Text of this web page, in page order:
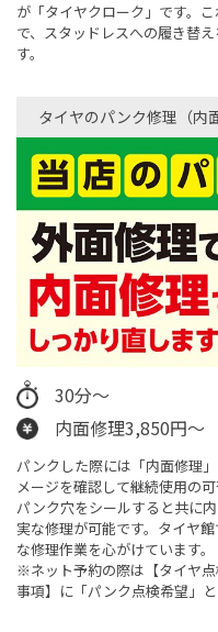
が「タイヤクローク」です。
で、スタッドレスへの履き替
す。
タイヤのパンク修理（内面
30分〜
内面修理3,850円〜
パンクした際には「内面修理
メージを確認して継続使用の
パンク穴をシールすると共に
実な修理が可能です。タイヤ
な修理作業を心がけています。
※ネット予約の際は【タイヤ
事項】に「パンク点検希望」と